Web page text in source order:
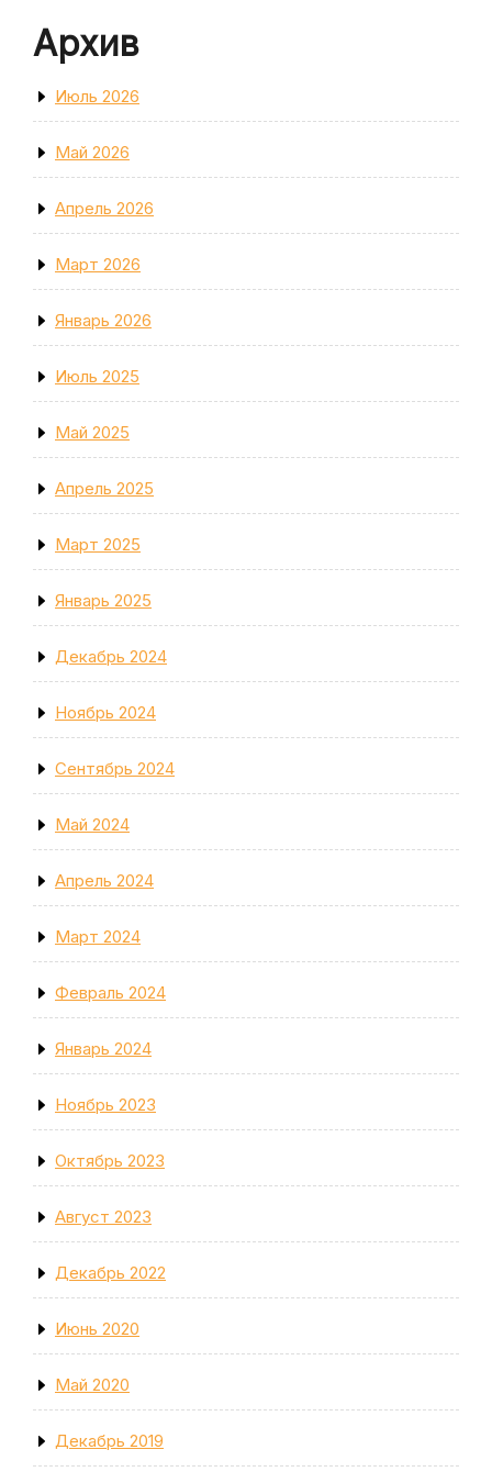
Архив
Июль 2026
Май 2026
Апрель 2026
Март 2026
Январь 2026
Июль 2025
Май 2025
Апрель 2025
Март 2025
Январь 2025
Декабрь 2024
Ноябрь 2024
Сентябрь 2024
Май 2024
Апрель 2024
Март 2024
Февраль 2024
Январь 2024
Ноябрь 2023
Октябрь 2023
Август 2023
Декабрь 2022
Июнь 2020
Май 2020
Декабрь 2019